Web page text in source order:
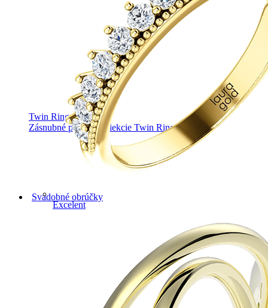
Twin Rings
Zásnubné prstne z kolekcie Twin Rings.
Svadobné obrúčky
Excelent